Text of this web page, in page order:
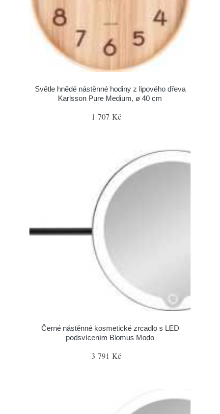
Světle hnědé nástěnné hodiny z lipového dřeva
Karlsson Pure Medium, ø 40 cm
1 707 Kč
Černé nástěnné kosmetické zrcadlo s LED
podsvícením Blomus Modo
3 791 Kč